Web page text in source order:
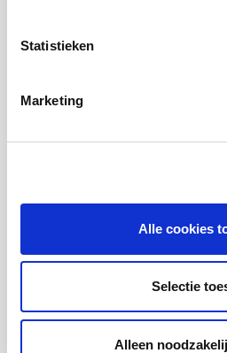
Statistieken
Marketing
Alle cookies
Selectie
Alleen
Een weloverwogen mate
onmisbaar voor het behoud
gezonde huid én om
Bekijk alle Sun